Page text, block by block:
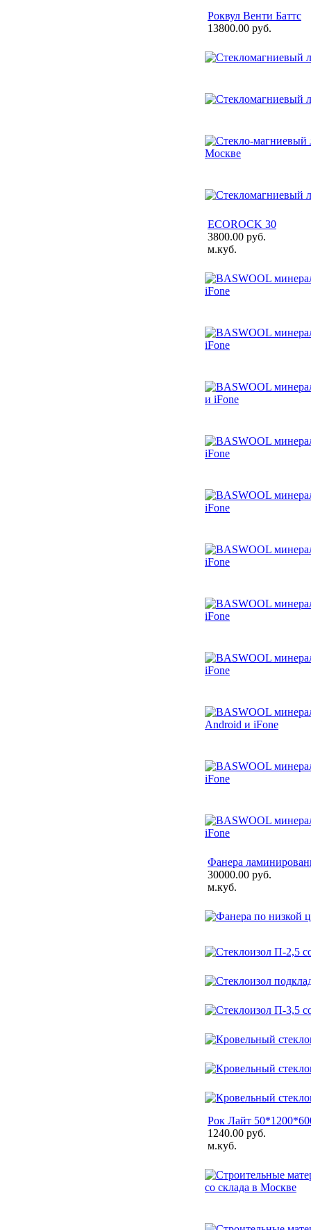
Роквул Венти Баттс
13800.00 руб.
ECOROCK 30
3800.00 руб.
м.куб.
Фанера
30000.00 руб.
м.куб.
Рок Лайт
1240.00 руб.
м.куб.